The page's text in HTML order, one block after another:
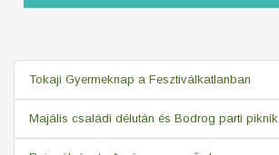
Tokaji Gyermeknap a Fesztiválkatlanban
Majális családi délután és Bodrog parti piknik